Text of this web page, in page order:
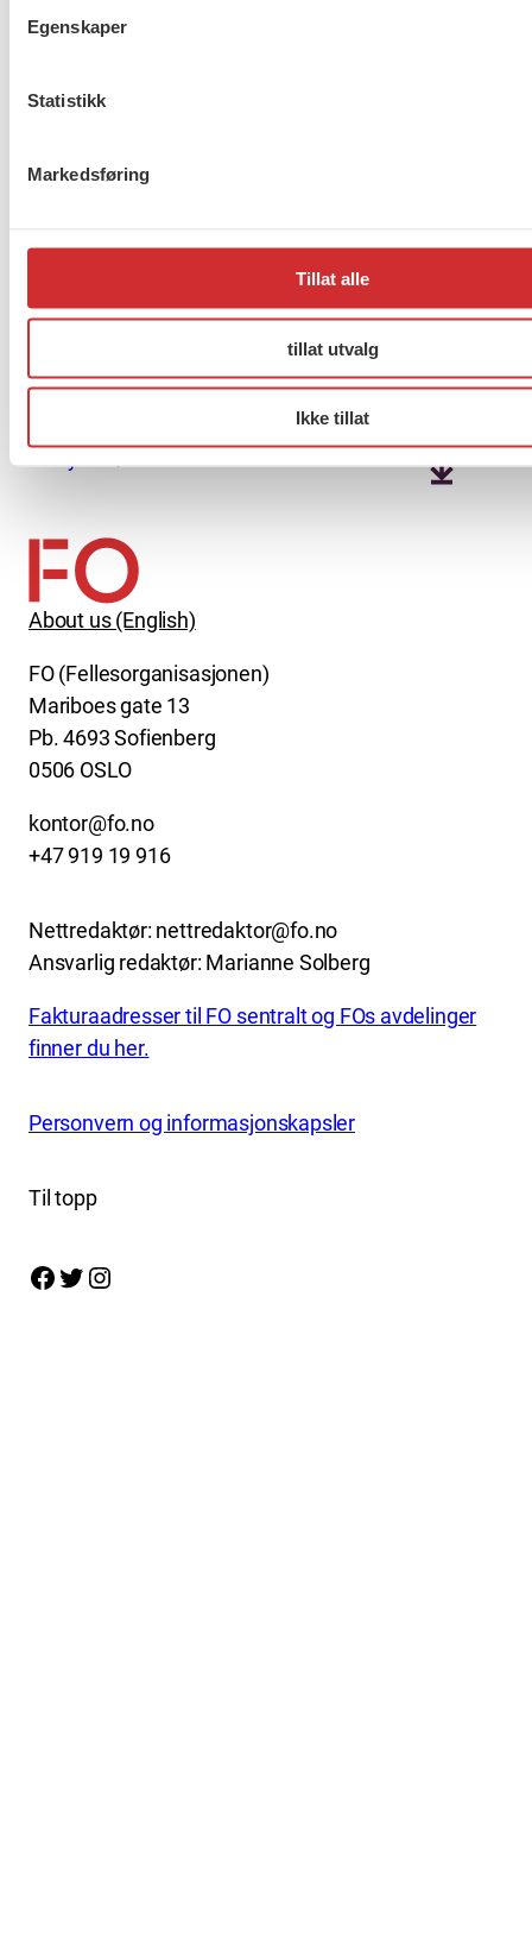
Egenskaper
Statistikk
Markedsføring
Tillat alle
tillat utvalg
Ikke tillat
Protokoll styremøe 23.04.25
Protokoll styremøte 2.10.25
About us (English)
FO (Fellesorganisasjonen)
Mariboes gate 13
Pb. 4693 Sofienberg
0506 OSLO
kontor@fo.no
+47 919 19 916
Nettredaktør: nettredaktor@fo.no
Ansvarlig redaktør: Marianne Solberg
Fakturaadresser til FO sentralt og FOs avdelinger
finner du her.
Personvern og informasjonskapsler
Til topp
Facebook Twitter Instagram